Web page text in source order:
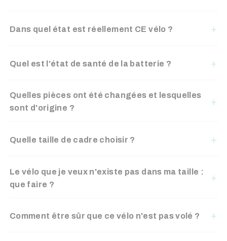
Dans quel état est réellement CE vélo ?
Quel est l'état de santé de la batterie ?
Quelles pièces ont été changées et lesquelles
sont d'origine ?
Quelle taille de cadre choisir ?
Le vélo que je veux n'existe pas dans ma taille :
que faire ?
Comment être sûr que ce vélo n'est pas volé ?